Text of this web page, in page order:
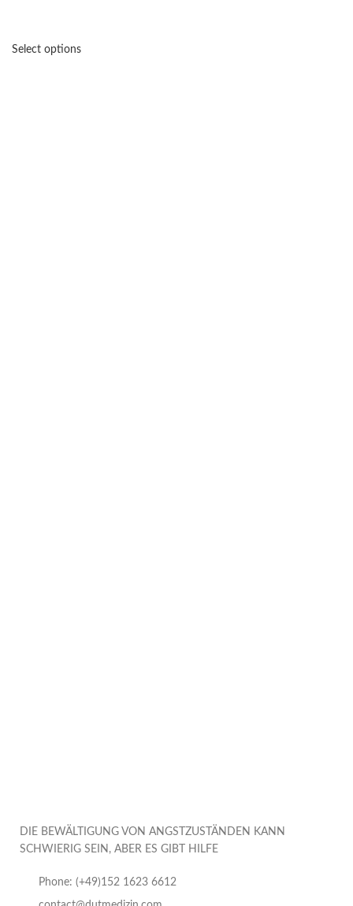
Select options
DIE BEWÄLTIGUNG VON ANGSTZUSTÄNDEN KANN
SCHWIERIG SEIN, ABER ES GIBT HILFE
Phone: (+49)152 1623 6612